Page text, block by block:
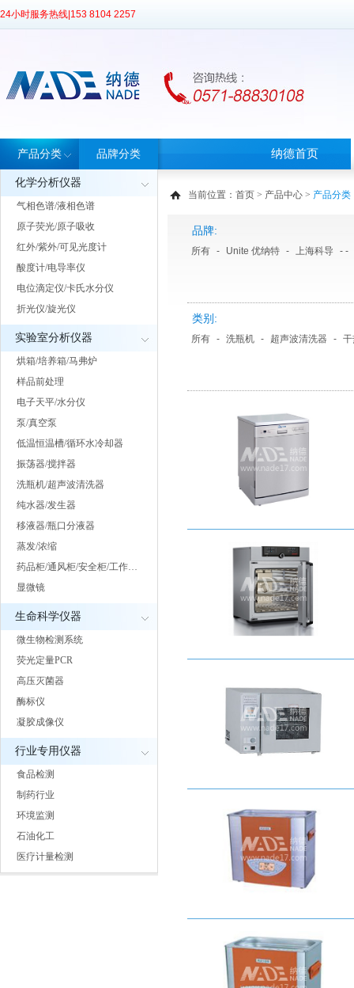
24小时服务热线| 153 8104 2257
产品分类
化学分析仪器
气相色谱/液相色谱
原子荧光/原子吸收
红外/紫外/可见光度计
酸度计/电导率仪
电位滴定仪/卡氏水分仪
折光仪/旋光仪
实验室分析仪器
烘箱/培养箱/马弗炉
样品前处理
电子天平/水分仪
泵/真空泵
低温恒温槽/循环水冷却器
振荡器/搅拌器
洗瓶机/超声波清洗器
纯水器/发生器
移液器/瓶口分液器
蒸发/浓缩
药品柜/通风柜/安全柜/工作…
显微镜
生命科学仪器
微生物检测系统
荧光定量PCR
高压灭菌器
酶标仪
凝胶成像仪
行业专用仪器
食品检测
制药行业
环境监测
石油化工
医疗计量检测
品牌分类 纳德首页
当前位置： 首页 > 产品中心 > 产品分类
品牌:
所有 - Unite 优纳特 - 上海科导 - -
类别:
所有 - 洗瓶机 - 超声波清洗器 -